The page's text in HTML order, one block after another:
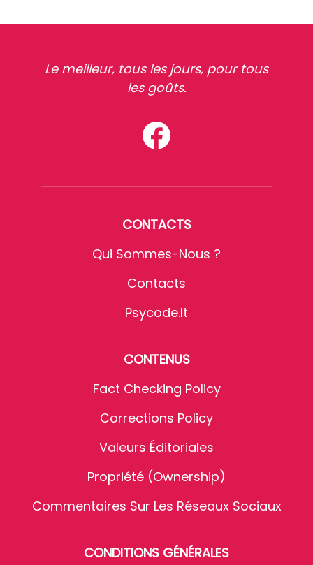
Le meilleur, tous les jours, pour tous
les goûts.
CONTACTS
Qui Sommes-Nous ?
Contacts
Psycode.it
CONTENUS
Fact Checking Policy
Corrections Policy
Valeurs Éditoriales
Propriété (Ownership)
Commentaires Sur Les Réseaux Sociaux
CONDITIONS GÉNÉRALES